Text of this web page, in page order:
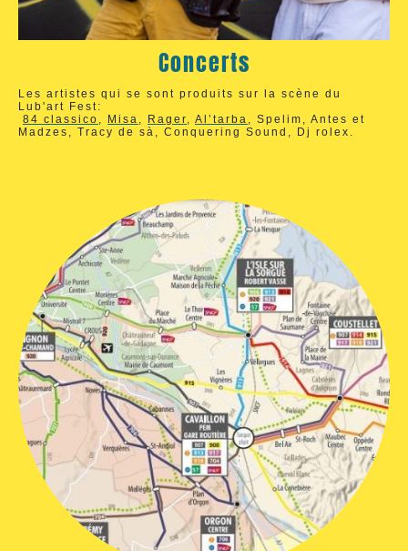
Concerts
Les artistes qui se sont produits sur la scène du
Lub'art Fest:
84 classico , Misa , Rager, Al’tarba , Spelim, Antes et
Madzes, Tracy de sà, Conquering Sound, Dj rolex.